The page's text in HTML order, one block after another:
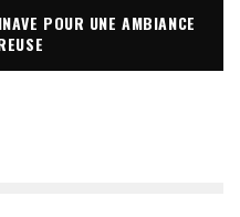
POUR UNE AMBIANCE